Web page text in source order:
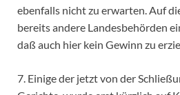
ebenfalls nicht zu erwarten. Auf
bereits andere Landesbehörden
daß auch hier kein Gewinn zu
7. Einige der jetzt von der